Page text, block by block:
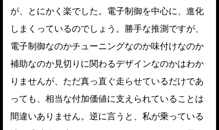
が、とにかく楽でした。電子制御を中心に、進化
しまくっているのでしょう。勝手な推測ですが、
電子制御なのかチューニングなのか味付けなのか
補助なのか見切りに関わるデザインなのかはわか
りませんが、ただ真っ直ぐ走らせているだけであ
っても、相当な付加価値に支えられていることは
間違いありません。逆に言うと、私が乗っている